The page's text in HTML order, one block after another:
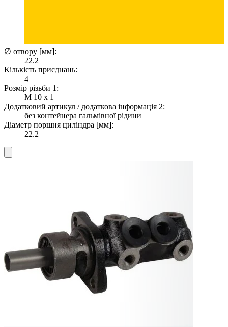
∅ отвору [мм]:
22.2
Кількість приєднань:
4
Розмір різьби 1:
M 10 x 1
Додатковий артикул / додаткова інформація 2:
без контейнера гальмівної рідини
Діаметр поршня циліндра [мм]:
22.2